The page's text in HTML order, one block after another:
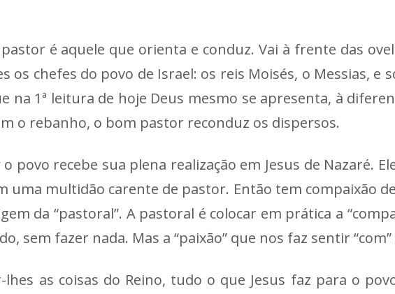
é aquele que orienta e conduz. Vai à frente das
os chefes do povo de Israel: os reis Moisés, o Messias, e
na 1ª leitura de hoje Deus mesmo se apresenta, à
o rebanho, o bom pastor reconduz os dispersos.
povo recebe sua plena realização em Jesus de Nazaré.
uma multidão carente de pastor. Então tem compaixão
da “pastoral”. A pastoral é colocar em prática a
sem fazer nada. Mas a “paixão” que nos faz sentir
as coisas do Reino, tudo o que Jesus faz para o